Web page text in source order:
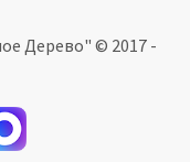
Дерево" © 2017 -